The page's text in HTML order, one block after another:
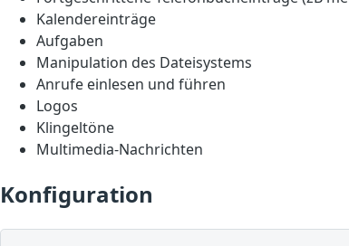
Kalendereinträge
Aufgaben
Manipulation des Dateisystems
Anrufe einlesen und führen
Logos
Klingeltöne
Multimedia-Nachrichten
Konfiguration